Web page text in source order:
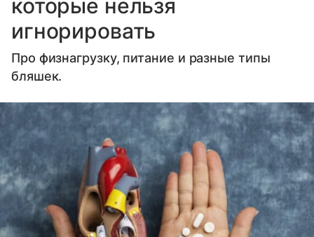
которые нельзя
игнорировать
Про физнагрузку, питание и разные типы
бляшек.